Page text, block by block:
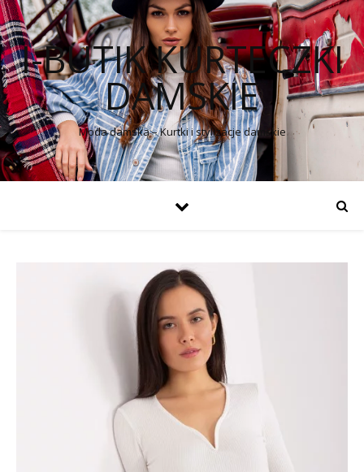
I-BUTIK KURTECZKI
DAMSKIE
Moda damska – Kurtki i stylizacje damskie